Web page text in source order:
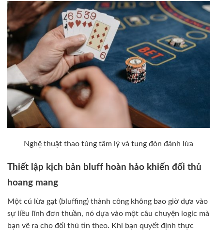
Nghệ thuật thao túng tâm lý và tung đòn đánh lừa
Thiết lập kịch bản bluff hoàn hảo khiến đối thủ
hoang mang
Một cú lừa gạt (bluffing) thành công không bao giờ dựa vào
sự liều lĩnh đơn thuần, nó dựa vào một câu chuyện logic mà
bạn vẽ ra cho đối thủ tin theo. Khi bạn quyết định thực